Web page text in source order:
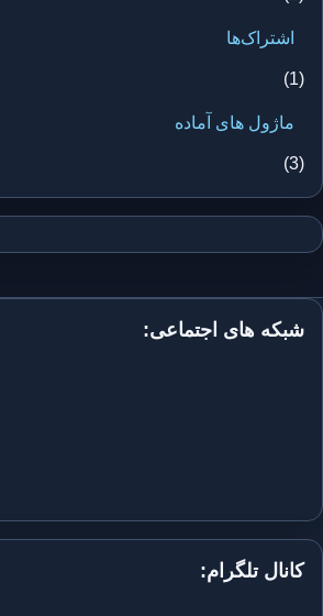
اشتراک‌ها
(1)
ماژول های آماده
(3)
شبکه های اجتماعی:
کانال تلگرام: